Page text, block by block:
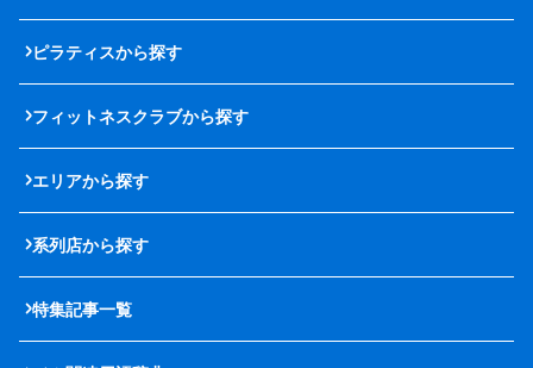
ピラティスから探す
フィットネスクラブから探す
エリアから探す
系列店から探す
特集記事一覧